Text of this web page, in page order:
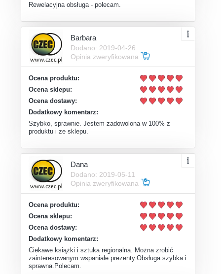
Rewelacyjna obsługa - polecam.
Barbara
Dodano: 2019-04-26
Opinia zweryfikowana
Ocena produktu:
Ocena sklepu:
Ocena dostawy:
Dodatkowy komentarz:
Szybko, sprawnie. Jestem zadowolona w 100% z
produktu i ze sklepu.
Dana
Dodano: 2019-05-11
Opinia zweryfikowana
Ocena produktu:
Ocena sklepu:
Ocena dostawy:
Dodatkowy komentarz:
Ciekawe książki i sztuka regionalna. Można zrobić
zainteresowanym wspaniałe prezenty.Obsługa szybka i
sprawna.Polecam.